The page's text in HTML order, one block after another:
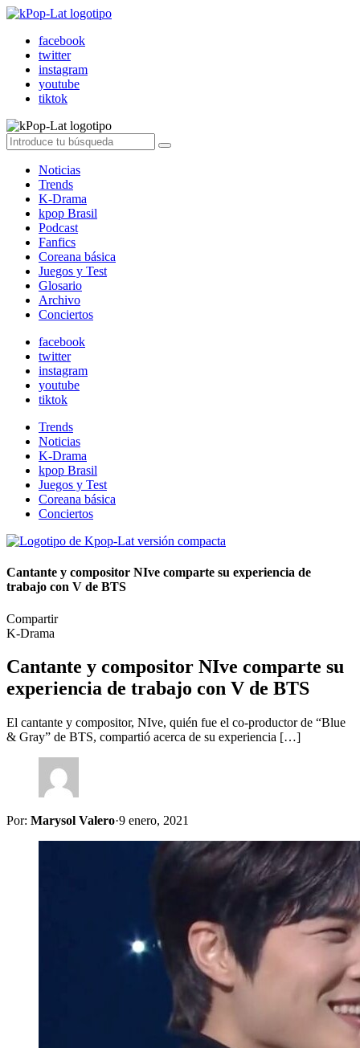
facebook
twitter
instagram
youtube
tiktok
Noticias
Trends
K-Drama
kpop Brasil
Podcast
Fanfics
Coreana básica
Juegos y Test
Glosario
Archivo
Conciertos
facebook
twitter
instagram
youtube
tiktok
Trends
Noticias
K-Drama
kpop Brasil
Juegos y Test
Coreana básica
Conciertos
Cantante y compositor NIve comparte su experiencia de
trabajo con V de BTS
Compartir
K-Drama
Cantante y compositor NIve comparte su
experiencia de trabajo con V de BTS
El cantante y compositor, NIve, quién fue el co-productor de “Blue
& Gray” de BTS, compartió acerca de su experiencia […]
Por: Marysol Valero·9 enero, 2021